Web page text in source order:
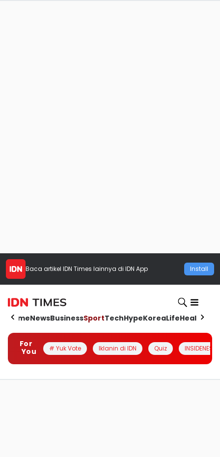
Baca artikel IDN Times lainnya di IDN App Install
HomeNewsBusinessSportTechHypeKoreaLifeHealth
For
You
# Yuk Vote Iklanin di IDN Quiz INSIDENESIA